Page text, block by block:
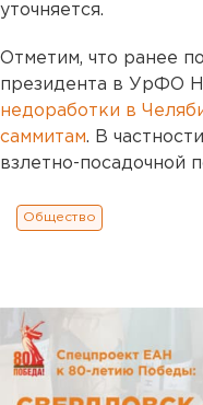
уточняется.
Отметим, что ранее
президента в УрФО
недоработки в
саммитам. В
взлетно-посадочной
Общество